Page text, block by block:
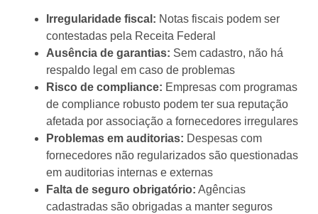
Irregularidade fiscal: Notas fiscais podem ser
contestadas pela Receita Federal
Ausência de garantias: Sem cadastro, não há
respaldo legal em caso de problemas
Risco de compliance: Empresas com programas
de compliance robusto podem ter sua reputação
afetada por associação a fornecedores irregulares
Problemas em auditorias: Despesas com
fornecedores não regularizados são questionadas
em auditorias internas e externas
Falta de seguro obrigatório: Agências
cadastradas são obrigadas a manter seguros